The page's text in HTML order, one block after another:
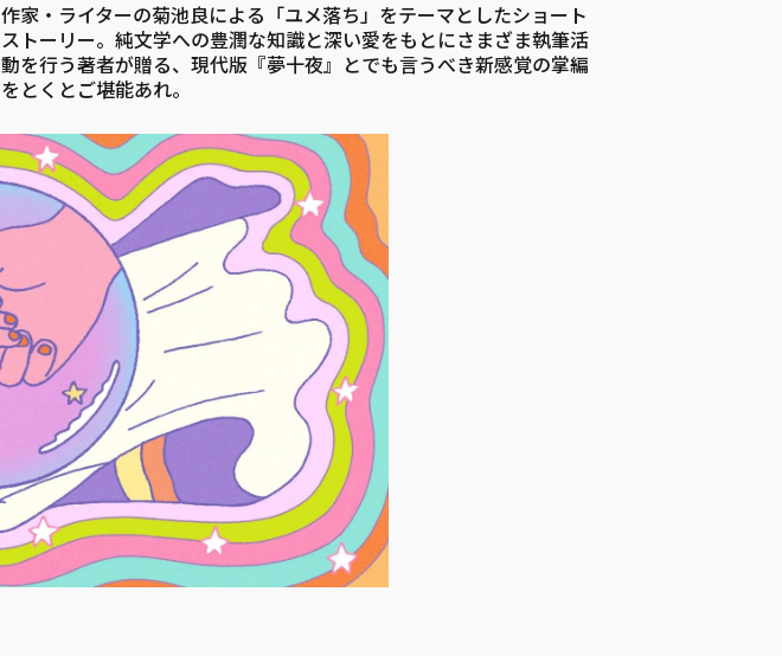
作家・ライターの菊池良による「ユメ落ち」をテーマとしたショート
ストーリー。純文学への豊潤な知識と深い愛をもとにさまざま執筆活
動を行う著者が贈る、現代版『夢十夜』とでも言うべき新感覚の掌編
をとくとご堪能あれ。